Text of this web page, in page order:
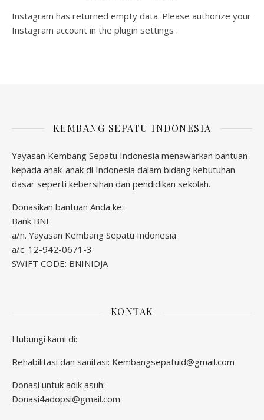
Instagram has returned empty data. Please authorize your
Instagram account in the plugin settings .
KEMBANG SEPATU INDONESIA
Yayasan Kembang Sepatu Indonesia menawarkan bantuan
kepada anak-anak di Indonesia dalam bidang kebutuhan
dasar seperti kebersihan dan pendidikan sekolah.
Donasikan bantuan Anda ke:
Bank BNI
a/n. Yayasan Kembang Sepatu Indonesia
a/c. 12-942-0671-3
SWIFT CODE: BNINIDJA
KONTAK
Hubungi kami di:
Rehabilitasi dan sanitasi: Kembangsepatuid@gmail.com
Donasi untuk adik asuh:
Donasi4adopsi@gmail.com